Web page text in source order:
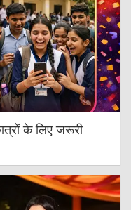
के लिए जरूरी